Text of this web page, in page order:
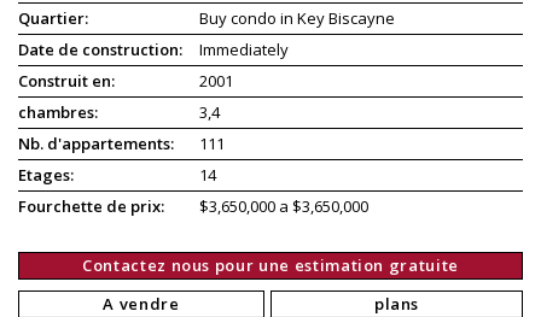
Quartier:
Buy condo in Key Biscayne
Date de construction:
Immediately
Construit en:
2001
chambres:
3,4
Nb. d'appartements:
111
Etages:
14
Fourchette de prix:
$3,650,000 a $3,650,000
Contactez nous pour une estimation gratuite
A vendre
plans